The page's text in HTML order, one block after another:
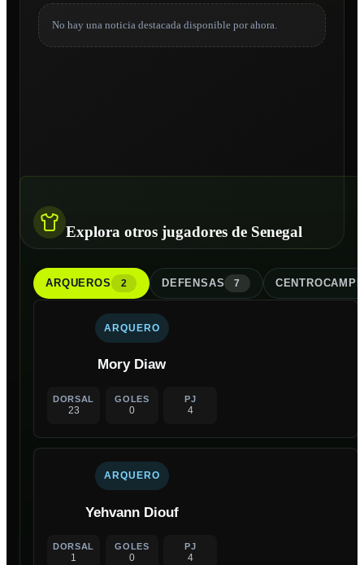
No hay una noticia destacada disponible por ahora.
Explora otros jugadores de Senegal
ARQUEROS 2 DEFENSAS 7
ARQUERO
Mory Diaw
DORSAL
23
GOLES
0
PJ
4
ARQUERO
Yehvann Diouf
DORSAL
1
GOLES
0
PJ
4